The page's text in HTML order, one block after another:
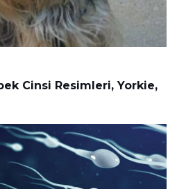
Cinsi Resimleri, Yorkie,